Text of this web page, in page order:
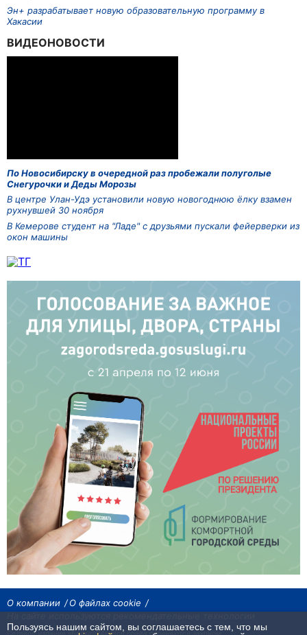
Эн+ разрабатывает новую образовательную программу в
Хакасии
ВИДЕОНОВОСТИ
По Новосибирску в очередной раз пробежали полуголые
Снегурочки и Деды Морозы
В центре Улан-Удэ установили новую новогоднюю ёлку взамен
рухнувшей 30 ноября
В Кемерове студент на "Ладе" с друзьями пускали фейерверки из
окон машины
О компании
О файлах cookie
Сетевое издание «Байкал24». Все права охраняются законом.
Пользуясь нашим сайтом, вы соглашаетесь с тем, что мы